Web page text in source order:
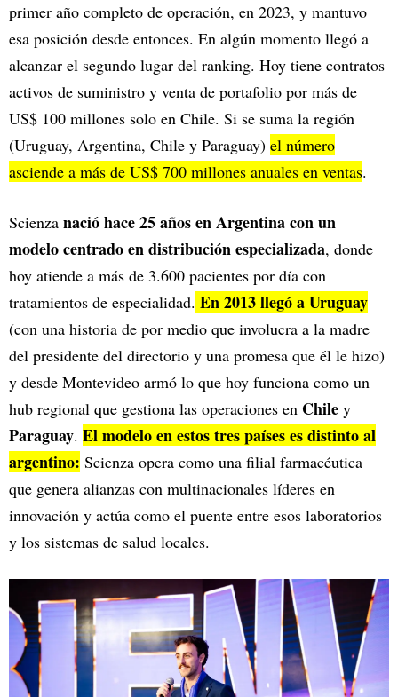
primer año completo de operación, en 2023, y mantuvo
esa posición desde entonces. En algún momento llegó a
alcanzar el segundo lugar del ranking. Hoy tiene contratos
activos de suministro y venta de portafolio por más de
US$ 100 millones solo en Chile. Si se suma la región
(Uruguay, Argentina, Chile y Paraguay) el número
asciende a más de US$ 700 millones anuales en ventas.
Scienza nació hace 25 años en Argentina con un
modelo centrado en distribución especializada, donde
hoy atiende a más de 3.600 pacientes por día con
tratamientos de especialidad. En 2013 llegó a Uruguay
(con una historia de por medio que involucra a la madre
del presidente del directorio y una promesa que él le hizo)
y desde Montevideo armó lo que hoy funciona como un
hub regional que gestiona las operaciones en Chile y
Paraguay. El modelo en estos tres países es distinto al
argentino: Scienza opera como una filial farmacéutica
que genera alianzas con multinacionales líderes en
innovación y actúa como el puente entre esos laboratorios
y los sistemas de salud locales.